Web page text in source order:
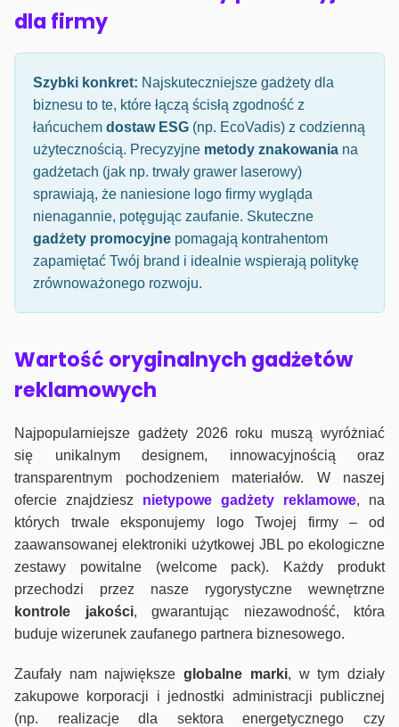
dla firmy
Szybki konkret: Najskuteczniejsze gadżety dla
biznesu to te, które łączą ścisłą zgodność z
łańcuchem dostaw ESG (np. EcoVadis) z codzienną
użytecznością. Precyzyjne metody znakowania na
gadżetach (jak np. trwały grawer laserowy)
sprawiają, że naniesione logo firmy wygląda
nienagannie, potęgując zaufanie. Skuteczne
gadżety promocyjne pomagają kontrahentom
zapamiętać Twój brand i idealnie wspierają politykę
zrównoważonego rozwoju.
Wartość oryginalnych gadżetów
reklamowych
Najpopularniejsze gadżety 2026 roku muszą wyróżniać
się unikalnym designem, innowacyjnością oraz
transparentnym pochodzeniem materiałów. W naszej
ofercie znajdziesz nietypowe gadżety reklamowe, na
których trwale eksponujemy logo Twojej firmy – od
zaawansowanej elektroniki użytkowej JBL po ekologiczne
zestawy powitalne (welcome pack). Każdy produkt
przechodzi przez nasze rygorystyczne wewnętrzne
kontrole jakości, gwarantując niezawodność, która
buduje wizerunek zaufanego partnera biznesowego.
Zaufały nam największeglobalne marki, w tym działy
zakupowe korporacji i jednostki administracji publicznej
(np. realizacje dla sektora energetycznego czy